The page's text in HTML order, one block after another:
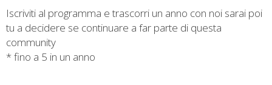
Iscriviti al programma e trascorri un anno con noi sarai poi
tu a decidere se continuare a far parte di questa
community
* fino a 5 in un anno